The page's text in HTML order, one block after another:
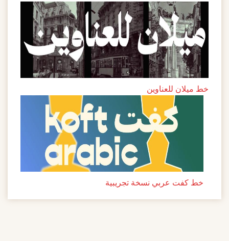
خط ميلان للعناوين
خط كفت عربي نسخة تجريبية